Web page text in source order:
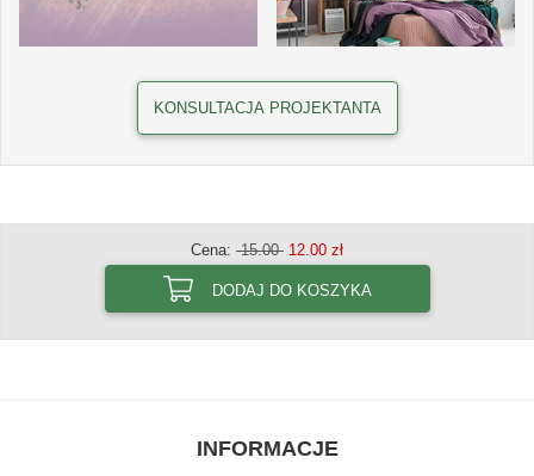
KONSULTACJA PROJEKTANTA
Cena: 15.00 12.00 zł
DODAJ DO KOSZYKA
INFORMACJE